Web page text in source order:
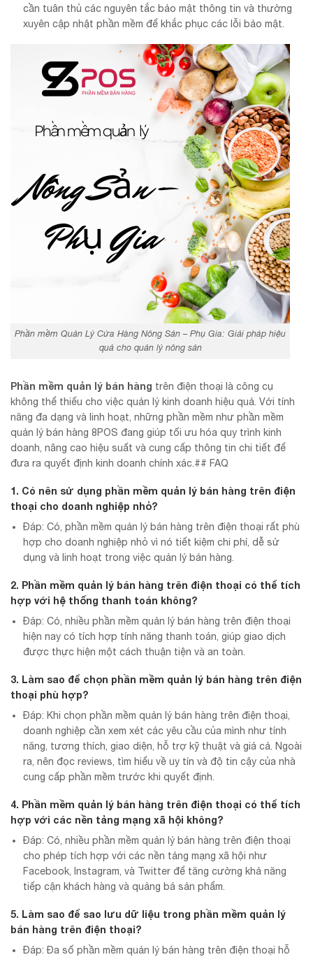
cần tuân thủ các nguyên tắc bảo mật thông tin và thường
xuyên cập nhật phần mềm để khắc phục các lỗi bảo mật.
Phần mềm Quản Lý Cửa Hàng Nông Sản – Phụ Gia: Giải pháp hiệu
quả cho quản lý nông sản
Phần mềm quản lý bán hàng trên điện thoại là công cụ
không thể thiếu cho việc quản lý kinh doanh hiệu quả. Với tính
năng đa dạng và linh hoạt, những phần mềm như phần mềm
quản lý bán hàng 8POS đang giúp tối ưu hóa quy trình kinh
doanh, nâng cao hiệu suất và cung cấp thông tin chi tiết để
đưa ra quyết định kinh doanh chính xác.## FAQ
1. Có nên sử dụng phần mềm quản lý bán hàng trên điện
thoại cho doanh nghiệp nhỏ?
Đáp: Có, phần mềm quản lý bán hàng trên điện thoại rất phù
hợp cho doanh nghiệp nhỏ vì nó tiết kiệm chi phí, dễ sử
dụng và linh hoạt trong việc quản lý bán hàng.
2. Phần mềm quản lý bán hàng trên điện thoại có thể tích
hợp với hệ thống thanh toán không?
Đáp: Có, nhiều phần mềm quản lý bán hàng trên điện thoại
hiện nay có tích hợp tính năng thanh toán, giúp giao dịch
được thực hiện một cách thuận tiện và an toàn.
3. Làm sao để chọn phần mềm quản lý bán hàng trên điện
thoại phù hợp?
Đáp: Khi chọn phần mềm quản lý bán hàng trên điện thoại,
doanh nghiệp cần xem xét các yêu cầu của mình như tính
năng, tương thích, giao diện, hỗ trợ kỹ thuật và giá cả. Ngoài
ra, nên đọc reviews, tìm hiểu về uy tín và độ tin cậy của nhà
cung cấp phần mềm trước khi quyết định.
4. Phần mềm quản lý bán hàng trên điện thoại có thể tích
hợp với các nền tảng mạng xã hội không?
Đáp: Có, nhiều phần mềm quản lý bán hàng trên điện thoại
cho phép tích hợp với các nền tảng mạng xã hội như
Facebook, Instagram, và Twitter để tăng cường khả năng
tiếp cận khách hàng và quảng bá sản phẩm.
5. Làm sao để sao lưu dữ liệu trong phần mềm quản lý
bán hàng trên điện thoại?
Đáp: Đa số phần mềm quản lý bán hàng trên điện thoại hỗ